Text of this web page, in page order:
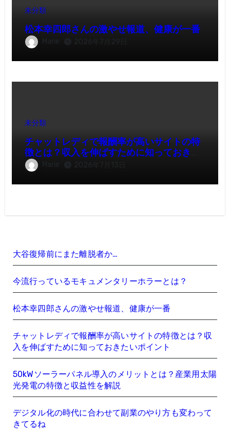
未分類
松本幸四郎さんの激やせ報道、健康が一番
Marie 2026年7月29日
未分類
チャットレディで報酬率が高いサイトの特
徴とは？収入を伸ばすために知っておきた
いポイント
Marie 2026年7月13日
大谷復帰前にまた離脱者か…
今流行っているモキュメンタリーホラーとは？
松本幸四郎さんの激やせ報道、健康が一番
チャットレディで報酬率が高いサイトの特徴とは？収
入を伸ばすために知っておきたいポイント
50kWソーラーパネル導入のメリットとは？産業用太陽
光発電の特徴と収益性を解説
デジタル化の時代に合わせて副業のやり方も変わって
きてるね